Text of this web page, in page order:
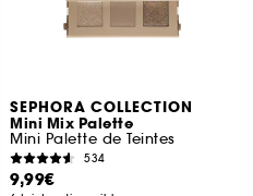
SEPHORA COLLECTION
Mini Mix Palette
Mini Palette de Teintes
534
9,99€